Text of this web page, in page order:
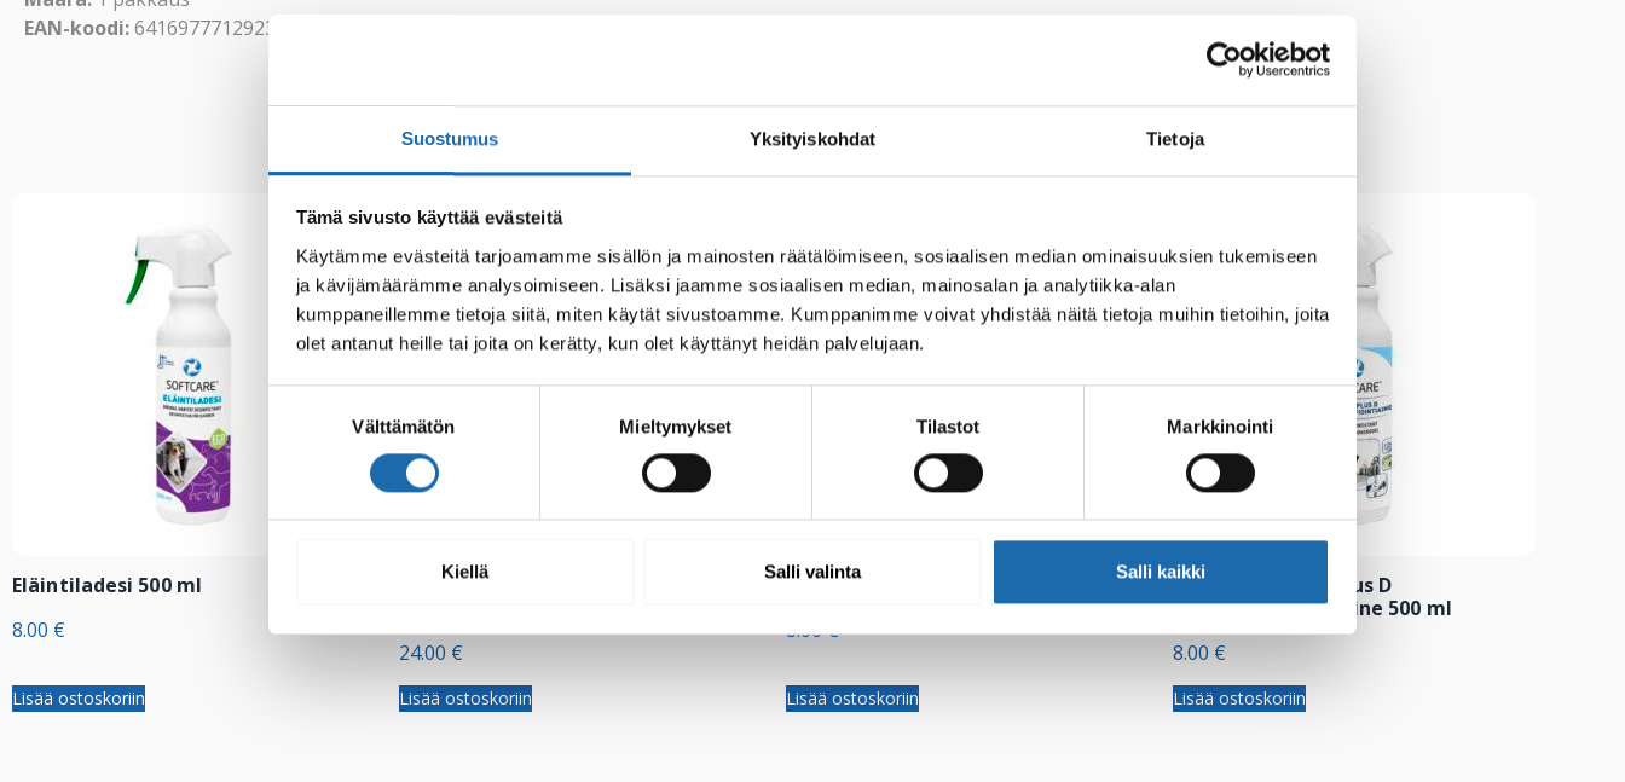
Suostumus Yksityiskohdat Tietoja
Tämä sivusto käyttää evästeitä
Käytämme evästeitä tarjoamamme sisällön ja mainosten räätälöimiseen, sosiaalisen median ominaisuuksien tukemiseen
ja kävijämäärämme analysoimiseen. Lisäksi jaamme sosiaalisen median, mainosalan ja analytiikka-alan
kumppaneillemme tietoja siitä, miten käytät sivustoamme. Kumppanimme voivat yhdistää näitä tietoja muihin tietoihin, joita
olet antanut heille tai joita on kerätty, kun olet käyttänyt heidän palvelujaan.
Välttämätön Mieltymykset Tilastot Markkinointi
Kiellä Salli valinta Salli kaikki
EAN-koodi:6416977712923
Eläintiladesi 500 ml
8.00 €
Lisää ostoskoriin
Softcare Palju, poreamme ja uima-
24.00 €
Lisää ostoskoriin
Softcare Homeenestoaine 500 ml
8.00€
Lisää ostoskoriin
Softcare Teflex Plus D
Pintadesinfiointiaine 500 ml
8.00 €
Lisää ostoskoriin